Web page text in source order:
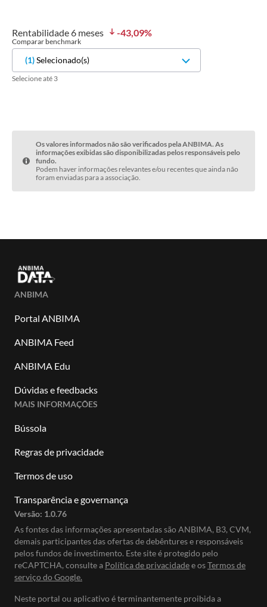
Rentabilidade 6 meses -43,09%
Comparar benchmark
(1)Selecionado(s)
Selecione até 3
Os valores informados não são verificados pela ANBIMA. As
informações exibidas são disponibilizadas pelos responsáveis pelo
fundo.
Podem haver informações relevantes e/ou recentes que ainda não
foram enviadas para a associação.
ANBIMA
Portal ANBIMA
ANBIMA Feed
ANBIMA Edu
Dúvidas e feedbacks
MAIS INFORMAÇÕES
Bússola
Regras de privacidade
Termos de uso
Transparência e governança
Versão: 1.0.76
As fontes das informações apresentadas são ANBIMA, B3, CVM,
demais participantes das ofertas de debêntures e responsáveis
pelos fundos de investimento. Este site é protegido pelo
reCAPTCHA, consulte a Política de privacidadee osTermos de
serviço do Google.
Neste portal ou aplicativo é terminantemente proibida a